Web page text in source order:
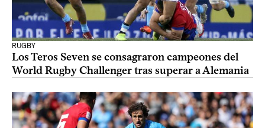
RUGBY
Los Teros Seven se consagraron campeones del
World Rugby Challenger tras superar a Alemania